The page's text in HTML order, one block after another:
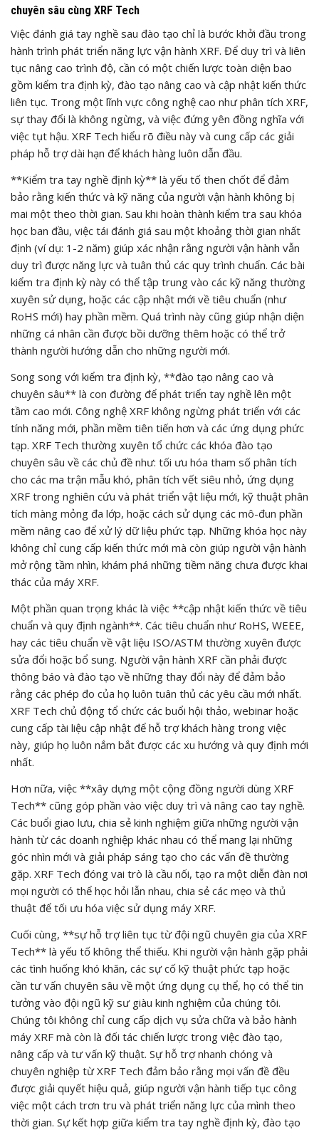
chuyên sâu cùng XRF Tech
Việc đánh giá tay nghề sau đào tạo chỉ là bước khởi đầu trong
hành trình phát triển năng lực vận hành XRF. Để duy trì và liên
tục nâng cao trình độ, cần có một chiến lược toàn diện bao
gồm kiểm tra định kỳ, đào tạo nâng cao và cập nhật kiến thức
liên tục. Trong một lĩnh vực công nghệ cao như phân tích XRF,
sự thay đổi là không ngừng, và việc đứng yên đồng nghĩa với
việc tụt hậu. XRF Tech hiểu rõ điều này và cung cấp các giải
pháp hỗ trợ dài hạn để khách hàng luôn dẫn đầu.
**Kiểm tra tay nghề định kỳ** là yếu tố then chốt để đảm
bảo rằng kiến thức và kỹ năng của người vận hành không bị
mai một theo thời gian. Sau khi hoàn thành kiểm tra sau khóa
học ban đầu, việc tái đánh giá sau một khoảng thời gian nhất
định (ví dụ: 1-2 năm) giúp xác nhận rằng người vận hành vẫn
duy trì được năng lực và tuân thủ các quy trình chuẩn. Các bài
kiểm tra định kỳ này có thể tập trung vào các kỹ năng thường
xuyên sử dụng, hoặc các cập nhật mới về tiêu chuẩn (như
RoHS mới) hay phần mềm. Quá trình này cũng giúp nhận diện
những cá nhân cần được bồi dưỡng thêm hoặc có thể trở
thành người hướng dẫn cho những người mới.
Song song với kiểm tra định kỳ, **đào tạo nâng cao và
chuyên sâu** là con đường để phát triển tay nghề lên một
tầm cao mới. Công nghệ XRF không ngừng phát triển với các
tính năng mới, phần mềm tiên tiến hơn và các ứng dụng phức
tạp. XRF Tech thường xuyên tổ chức các khóa đào tạo
chuyên sâu về các chủ đề như: tối ưu hóa tham số phân tích
cho các ma trận mẫu khó, phân tích vết siêu nhỏ, ứng dụng
XRF trong nghiên cứu và phát triển vật liệu mới, kỹ thuật phân
tích màng mỏng đa lớp, hoặc cách sử dụng các mô-đun phần
mềm nâng cao để xử lý dữ liệu phức tạp. Những khóa học này
không chỉ cung cấp kiến thức mới mà còn giúp người vận hành
mở rộng tầm nhìn, khám phá những tiềm năng chưa được khai
thác của máy XRF.
Một phần quan trọng khác là việc **cập nhật kiến thức về tiêu
chuẩn và quy định ngành**. Các tiêu chuẩn như RoHS, WEEE,
hay các tiêu chuẩn về vật liệu ISO/ASTM thường xuyên được
sửa đổi hoặc bổ sung. Người vận hành XRF cần phải được
thông báo và đào tạo về những thay đổi này để đảm bảo
rằng các phép đo của họ luôn tuân thủ các yêu cầu mới nhất.
XRF Tech chủ động tổ chức các buổi hội thảo, webinar hoặc
cung cấp tài liệu cập nhật để hỗ trợ khách hàng trong việc
này, giúp họ luôn nắm bắt được các xu hướng và quy định mới
nhất.
Hơn nữa, việc **xây dựng một cộng đồng người dùng XRF
Tech** cũng góp phần vào việc duy trì và nâng cao tay nghề.
Các buổi giao lưu, chia sẻ kinh nghiệm giữa những người vận
hành từ các doanh nghiệp khác nhau có thể mang lại những
góc nhìn mới và giải pháp sáng tạo cho các vấn đề thường
gặp. XRF Tech đóng vai trò là cầu nối, tạo ra một diễn đàn nơi
mọi người có thể học hỏi lẫn nhau, chia sẻ các mẹo và thủ
thuật để tối ưu hóa việc sử dụng máy XRF.
Cuối cùng, **sự hỗ trợ liên tục từ đội ngũ chuyên gia của XRF
Tech** là yếu tố không thể thiếu. Khi người vận hành gặp phải
các tình huống khó khăn, các sự cố kỹ thuật phức tạp hoặc
cần tư vấn chuyên sâu về một ứng dụng cụ thể, họ có thể tin
tưởng vào đội ngũ kỹ sư giàu kinh nghiệm của chúng tôi.
Chúng tôi không chỉ cung cấp dịch vụ sửa chữa và bảo hành
máy XRF mà còn là đối tác chiến lược trong việc đào tạo,
nâng cấp và tư vấn kỹ thuật. Sự hỗ trợ nhanh chóng và
chuyên nghiệp từ XRF Tech đảm bảo rằng mọi vấn đề đều
được giải quyết hiệu quả, giúp người vận hành tiếp tục công
việc một cách trơn tru và phát triển năng lực của mình theo
thời gian. Sự kết hợp giữa kiểm tra tay nghề định kỳ, đào tạo